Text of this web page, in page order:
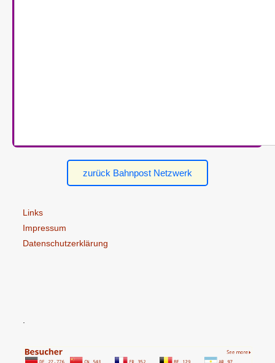
zurück Bahnpost Netzwerk
Links
Impressum
Datenschutzerklärung
.